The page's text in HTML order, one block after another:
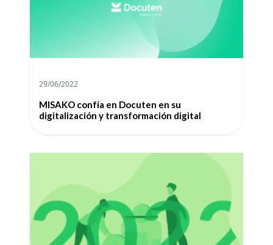
29/06/2022
MISAKO confía en Docuten en su
digitalización y transformación digital